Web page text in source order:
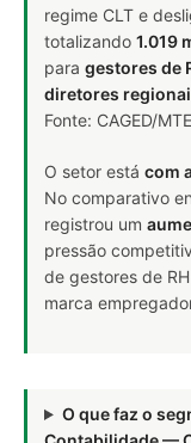
regime CLT e
totalizando 1.019
para gestores de
diretores
Fonte: CAGED/
O setor está com
No comparativo
registrou um
pressão
de gestores de
marca
O que faz o